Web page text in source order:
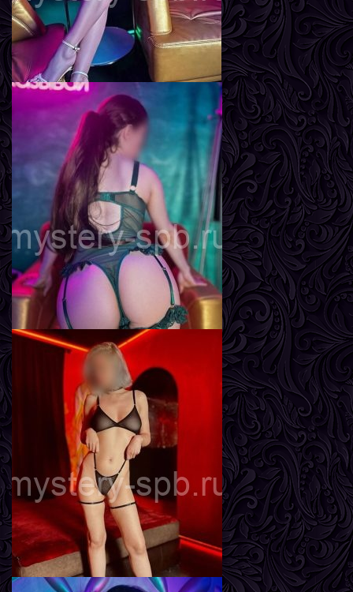
Возраст24
170 см
57 кг
Грудь
2-й
163 см
49 кг
3-й